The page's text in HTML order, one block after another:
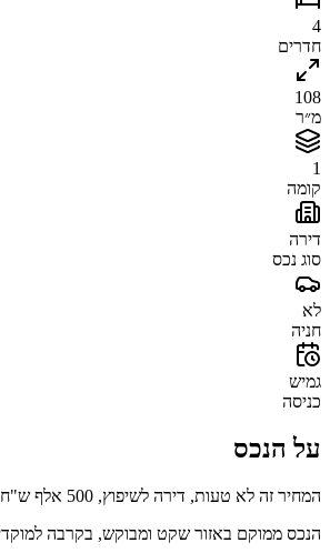
4
חדרים
108
מ״ר
1
קומה
דירה
סוג נכס
לא
חניה
גמיש
כניסה
על הנכס
המחיר זה לא טעות, דירה לשיפוץ, 500 אלף ש"ח. שוכר קיים ב 1500 ש"ח, מרווחת עם מרפסת. בבלעדיות המשרד.
הנכס ממוקם באזור שקט ומבוקש, בקרבה